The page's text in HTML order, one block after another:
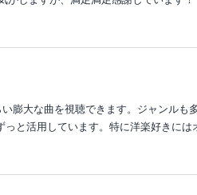
膨大な曲を視聴できます。ジャンルも
と活用しています。特に洋楽好きには